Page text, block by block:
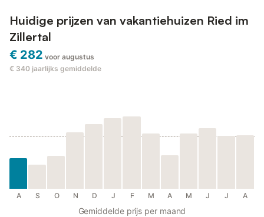
Huidige prijzen van vakantiehuizen Ried im
Zillertal
€ 282 voor augustus
€ 340 jaarlijks gemiddelde
A S O N D J F M A M J J A
Gemiddelde prijs per maand